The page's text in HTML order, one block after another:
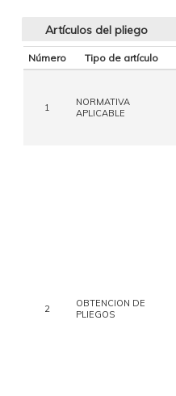
Artículos del pliego
Número Tipo de artículo
1
NORMATIVA
APLICABLE
2
OBTENCION DE
PLIEGOS